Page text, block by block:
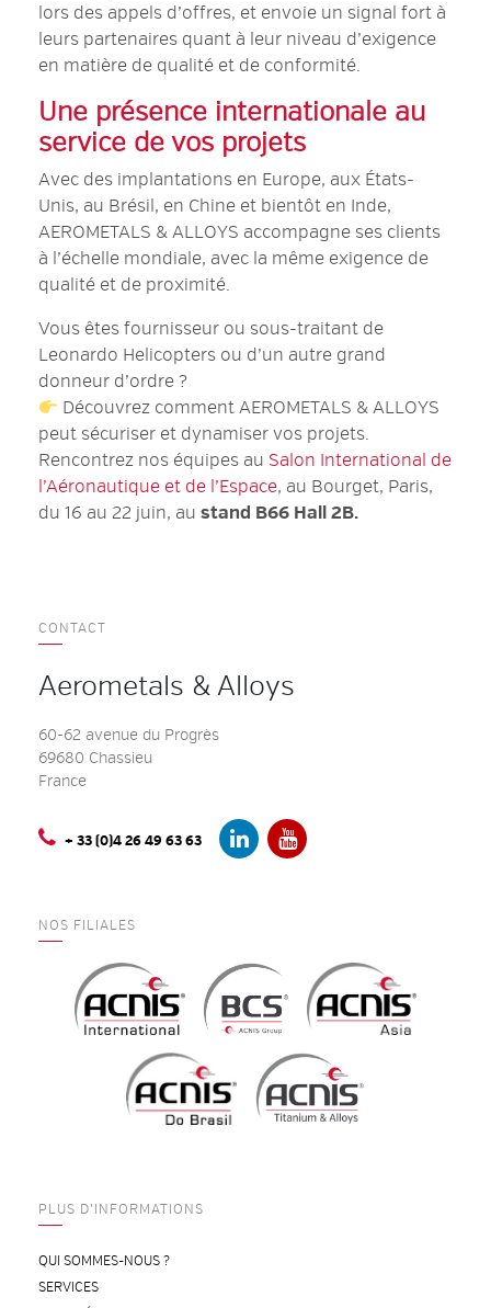
lors des appels d’offres, et envoie un signal fort à
leurs partenaires quant à leur niveau d’exigence
en matière de qualité et de conformité.
Une présence internationale au
service de vos projets
Avec des implantations en Europe, aux États-
Unis, au Brésil, en Chine et bientôt en Inde,
AEROMETALS & ALLOYS accompagne ses clients
à l’échelle mondiale, avec la même exigence de
qualité et de proximité.
Vous êtes fournisseur ou sous-traitant de
Leonardo Helicopters ou d’un autre grand
donneur d’ordre ?
Découvrez comment AEROMETALS & ALLOYS
peut sécuriser et dynamiser vos projets.
Rencontrez nos équipes au Salon International de
l’Aéronautique et de l’Espace, au Bourget, Paris,
du 16 au 22 juin, au stand B66 Hall 2B.
CONTACT
Aerometals & Alloys
60-62 avenue du Progrès
69680 Chassieu
France
+ 33 (0)4 26 49 63 63
NOS FILIALES
PLUS D'INFORMATIONS
QUI SOMMES-NOUS ?
SERVICES